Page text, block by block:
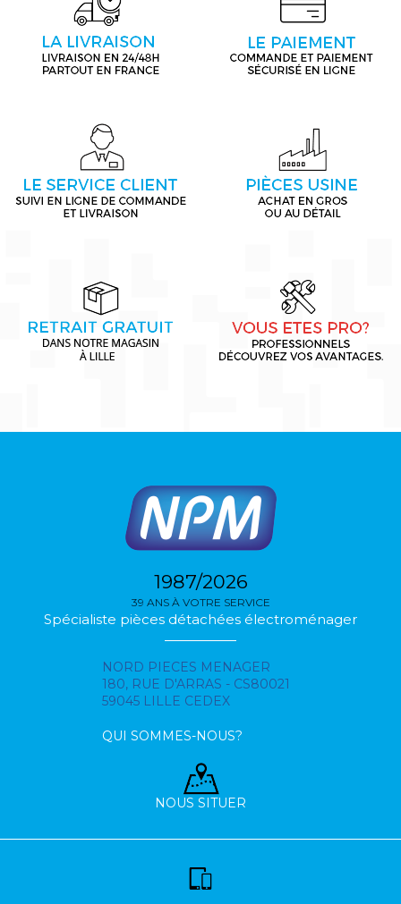
1987/2026
39 ANS À VOTRE SERVICE
Spécialiste pièces détachées électroménager
NORD PIECES MENAGER
180, RUE D'ARRAS - CS80021
59045 LILLE CEDEX
QUI SOMMES-NOUS?
NOUS SITUER